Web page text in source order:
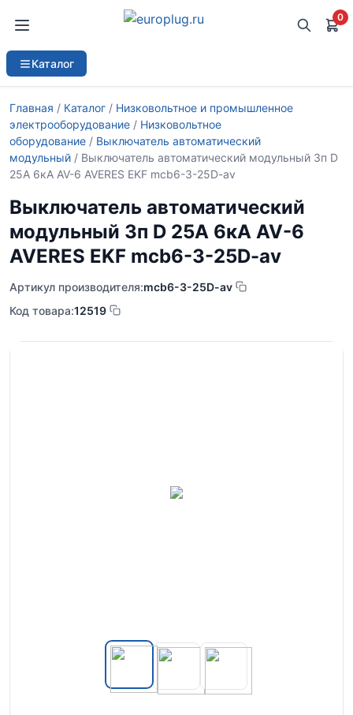
0
Каталог
Главная / Каталог / Низковольтное и промышленное
электрооборудование / Низковольтное
оборудование / Выключатель автоматический
модульный / Выключатель автоматический модульный 3п D
25А 6кА AV-6 AVERES EKF mcb6-3-25D-av
Выключатель автоматический
модульный 3п D 25А 6кА AV-6
AVERES EKF mcb6-3-25D-av
Артикул производителя:mcb6-3-25D-av
Код товара:12519